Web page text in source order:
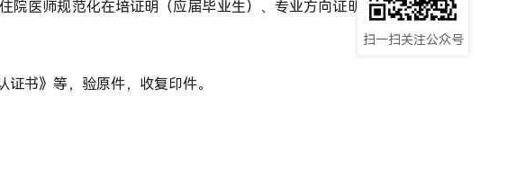
院医师规范化在培证明（应届毕业生）、专业方向证明，工作经
证书》等，验原件，收复印件。
扫一扫关注公众号